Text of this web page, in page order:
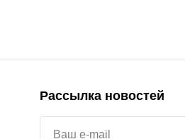
Рассылка новостей